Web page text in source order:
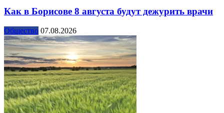
Как в Борисове 8 августа будут дежурить врачи
Общество 07.08.2026